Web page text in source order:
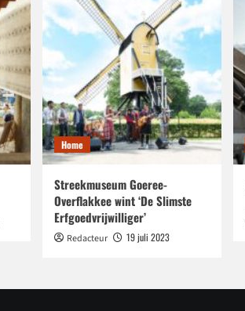
Home
Streekmuseum Goeree-
Overflakkee wint ‘De Slimste
Erfgoedvrijwilliger’
Redacteur 19 juli 2023